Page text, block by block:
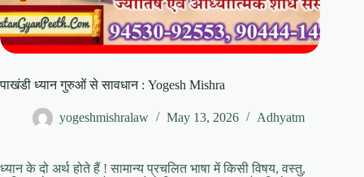
पाखंडी ध्यान गुरुओं से सावधान : Yogesh Mishra
yogeshmishralaw May 13, 2026 Adhyatm
ध्यान के दो अर्थ होते हैं ! सामान्य प्रचलित भाषा में किसी विषय, वस्तु,